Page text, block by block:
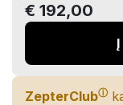
€ 192,00
ZepterClubⓘ